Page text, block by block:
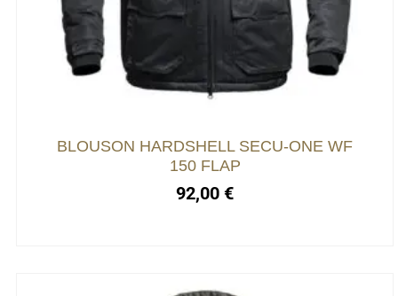
BLOUSON HARDSHELL SECU-ONE WF
150 FLAP
92,00 €